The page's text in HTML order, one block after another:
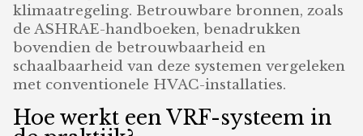
klimaatregeling. Betrouwbare bronnen, zoals
de ASHRAE-handboeken, benadrukken
bovendien de betrouwbaarheid en
schaalbaarheid van deze systemen vergeleken
met conventionele HVAC-installaties.
Hoe werkt een VRF-systeem in